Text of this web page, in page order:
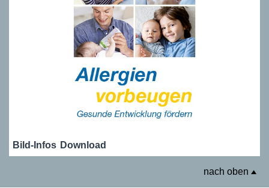
Bild-Infos Download
nach oben